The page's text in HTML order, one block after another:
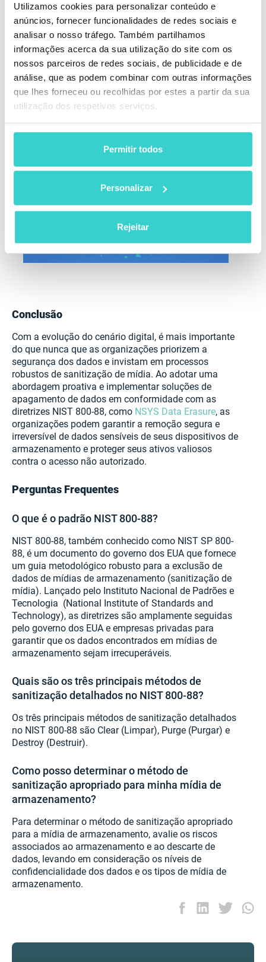
Utilizamos cookies para personalizar conteúdo e
anúncios, fornecer funcionalidades de redes sociais e
analisar o nosso tráfego. Também partilhamos
informações acerca da sua utilização do site com os
nossos parceiros de redes sociais, de publicidade e de
análise, que as podem combinar com outras informações
que lhes forneceu ou recolhidas por estes a partir da sua
utilização dos respetivos serviços.
Permitir todos
Personalizar
Rejeitar
acesso ao tornar a mídia de armazenamento
completamente inutilizável.
No entanto, o método Destroy tem suas
desvantagens, tais como o impacto ambiental
negativo e os custos financeiros associados à
destruição de dispositivos de armazenamento. As
empresas precisam avaliar os prós e os contras deste
método e considerar técnicas alternativas de
Conclusão
Com a evolução do cenário digital, é mais importante
do que nunca que as organizações priorizem a
segurança dos dados e invistam em processos
robustos de sanitização de mídia. Ao adotar uma
abordagem proativa e implementar soluções de
apagamento de dados em conformidade com as
diretrizes NIST 800-88, como NSYS Data Erasure, as
organizações podem garantir a remoção segura e
irreversível de dados sensíveis de seus dispositivos de
armazenamento e proteger seus ativos valiosos
contra o acesso não autorizado.
Perguntas Frequentes
O que é o padrão NIST 800-88?
NIST 800-88, também conhecido como NIST SP 800-
88, é um documento do governo dos EUA que fornece
um guia metodológico robusto para a exclusão de
dados de mídias de armazenamento (sanitização de
mídia). Lançado pelo Instituto Nacional de Padrões e
Tecnologia (National Institute of Standards and
Technology), as diretrizes são amplamente seguidas
pelo governo dos EUA e empresas privadas para
garantir que os dados encontrados em mídias de
armazenamento sejam irrecuperáveis.
Quais são os três principais métodos de
sanitização detalhados no NIST 800-88?
Os três principais métodos de sanitização detalhados
no NIST 800-88 são Clear (Limpar), Purge (Purgar) e
Destroy (Destruir).
Como posso determinar o método de
sanitização apropriado para minha mídia de
armazenamento?
Para determinar o método de sanitização apropriado
para a mídia de armazenamento, avalie os riscos
associados ao armazenamento e ao descarte de
dados, levando em consideração os níveis de
confidencialidade dos dados e os tipos de mídia de
armazenamento.